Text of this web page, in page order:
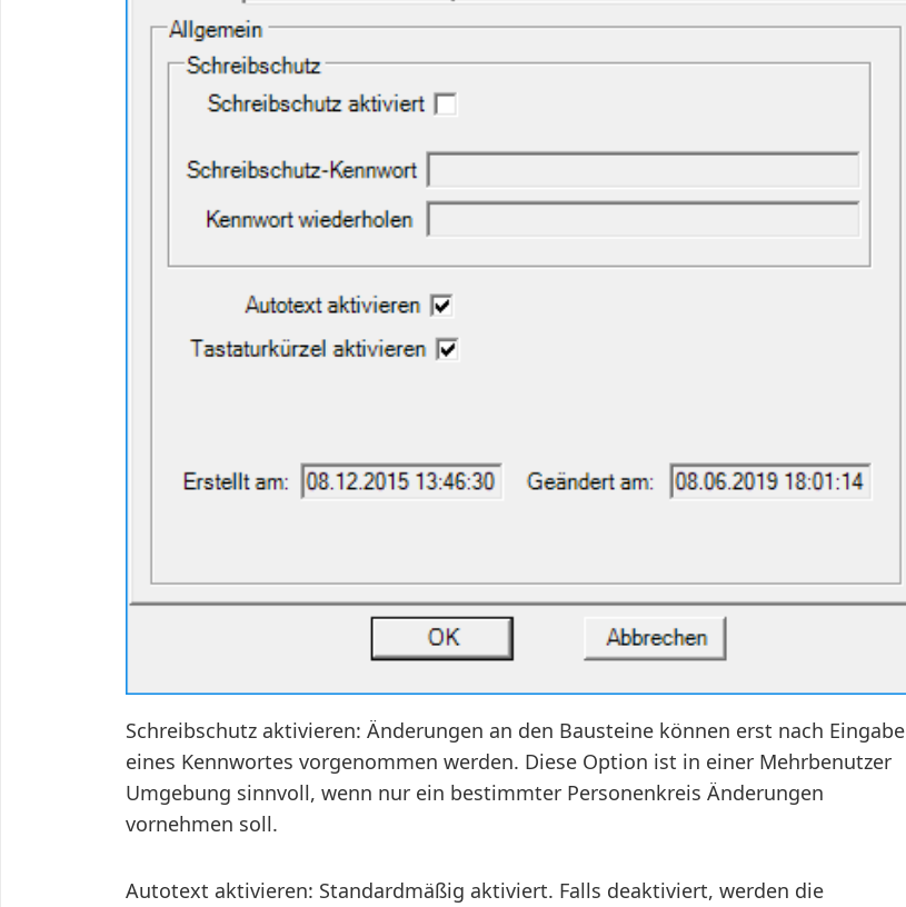
Schreibschutz aktivieren: Änderungen an den Bausteine können erst nach Eingabe
eines Kennwortes vorgenommen werden. Diese Option ist in einer Mehrbenutzer
Umgebung sinnvoll, wenn nur ein bestimmter Personenkreis Änderungen
vornehmen soll.
Autotext aktivieren: Standardmäßig aktiviert. Falls deaktiviert, werden die